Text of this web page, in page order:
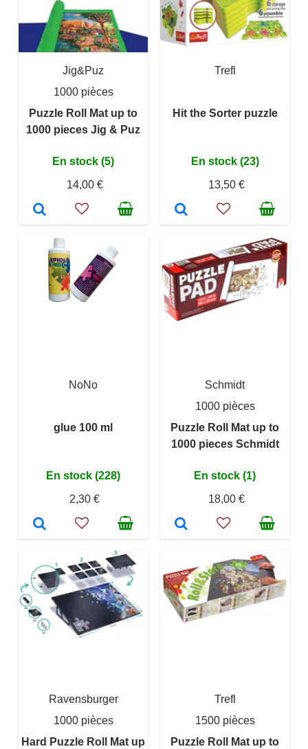
Jig&Puz
1000 pièces
Puzzle Roll Mat up to
1000 pieces Jig & Puz
En stock (5)
14,00 €
Trefl
Hit the Sorter puzzle
En stock (23)
13,50 €
NoNo
glue 100 ml
En stock (228)
2,30 €
Schmidt
1000 pièces
Puzzle Roll Mat up to
1000 pieces Schmidt
En stock (1)
18,00 €
Ravensburger
1000 pièces
Hard Puzzle Roll Mat up
Trefl
1500 pièces
Puzzle Roll Mat up to